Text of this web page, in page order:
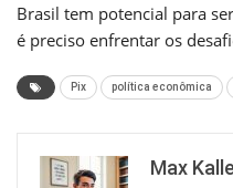
Brasil tem potencial para
é preciso enfrentar os
Pix política econômica
Max